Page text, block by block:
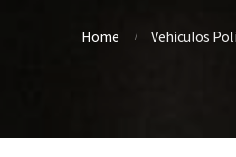
Home Vehiculos